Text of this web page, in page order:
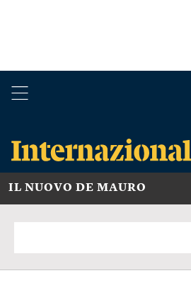
IL NUOVO DE MAURO